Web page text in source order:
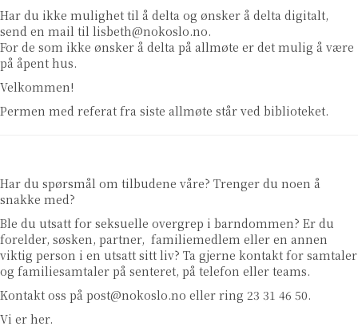
Har du ikke mulighet til å delta og ønsker å delta digitalt,
send en mail til lisbeth@nokoslo.no.
For de som ikke ønsker å delta på allmøte er det mulig å være
på åpent hus.
Velkommen!
Permen med referat fra siste allmøte står ved biblioteket.
Har du spørsmål om tilbudene våre? Trenger du noen å
snakke med?
Ble du utsatt for seksuelle overgrep i barndommen? Er du
forelder, søsken, partner, familiemedlem eller en annen
viktig person i en utsatt sitt liv? Ta gjerne kontakt for samtaler
og familiesamtaler på senteret, på telefon eller teams.
Kontakt oss på post@nokoslo.no eller ring 23 31 46 50.
Vi er her.